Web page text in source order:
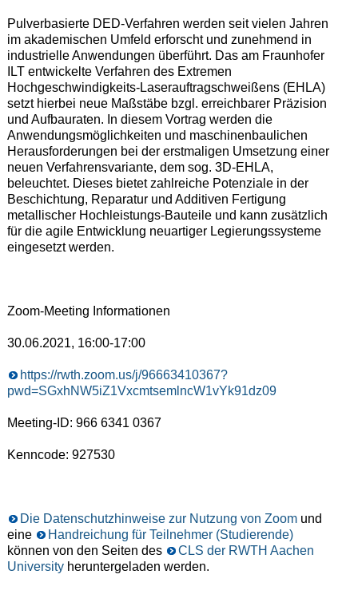
Pulverbasierte DED-Verfahren werden seit vielen Jahren
im akademischen Umfeld erforscht und zunehmend in
industrielle Anwendungen überführt. Das am Fraunhofer
ILT entwickelte Verfahren des Extremen
Hochgeschwindigkeits-Laserauftragschweißens (EHLA)
setzt hierbei neue Maßstäbe bzgl. erreichbarer Präzision
und Aufbauraten. In diesem Vortrag werden die
Anwendungsmöglichkeiten und maschinenbaulichen
Herausforderungen bei der erstmaligen Umsetzung einer
neuen Verfahrensvariante, dem sog. 3D-EHLA,
beleuchtet. Dieses bietet zahlreiche Potenziale in der
Beschichtung, Reparatur und Additiven Fertigung
metallischer Hochleistungs-Bauteile und kann zusätzlich
für die agile Entwicklung neuartiger Legierungssysteme
eingesetzt werden.
Zoom-Meeting Informationen
30.06.2021, 16:00-17:00
https://rwth.zoom.us/j/96663410367?
pwd=SGxhNW5iZ1VxcmtsemlncW1vYk91dz09
Meeting-ID: 966 6341 0367
Kenncode: 927530
Die Datenschutzhinweise zur Nutzung von Zoom und
eine
Handreichung für Teilnehmer (Studierende)
können von den Seiten des
CLS der RWTH Aachen
Universityheruntergeladen werden.